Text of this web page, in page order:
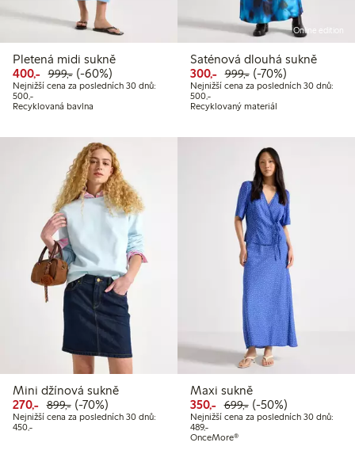
Pletená midi sukně
400,- Snížená cena: 400,00 Kč
999,-Běžná cena: 999,00 Kč
60% sleva
(-60%)
Nejnižší cena za posledních 30 dnů:
500,-Nejnižší cena za posledních 30 dnů: 500,00 Kč
Recyklovaná bavlna
Online edition
Saténová dlouhá sukně
300,- Snížená cena: 300,00 Kč
999,-Běžná cena:
70% sleva
(-70%)
Nejnižší cena za posledních 30 dnů:
500,-Nejnižší cena za posledních 30
Recyklovaný materiál
Mini džínová sukně
270,- Snížená cena: 270,00 Kč
899,-Běžná cena: 899,00 Kč
70% sleva
(-70%)
Nejnižší cena za posledních 30 dnů:
450,-Nejnižší cena za posledních 30 dnů: 450,00 Kč
Maxi sukně
350,- Snížená cena: 350,00 Kč
699,-Běžná cena: 699,00
50% sleva
(-50%)
Nejnižší cena za posledních 30 dnů:
489,-Nejnižší cena za posledních 30 dnů:
OnceMore®